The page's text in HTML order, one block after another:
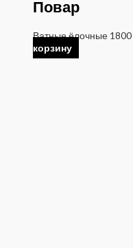
Повар
Ватные ёлочные 1800
корзину